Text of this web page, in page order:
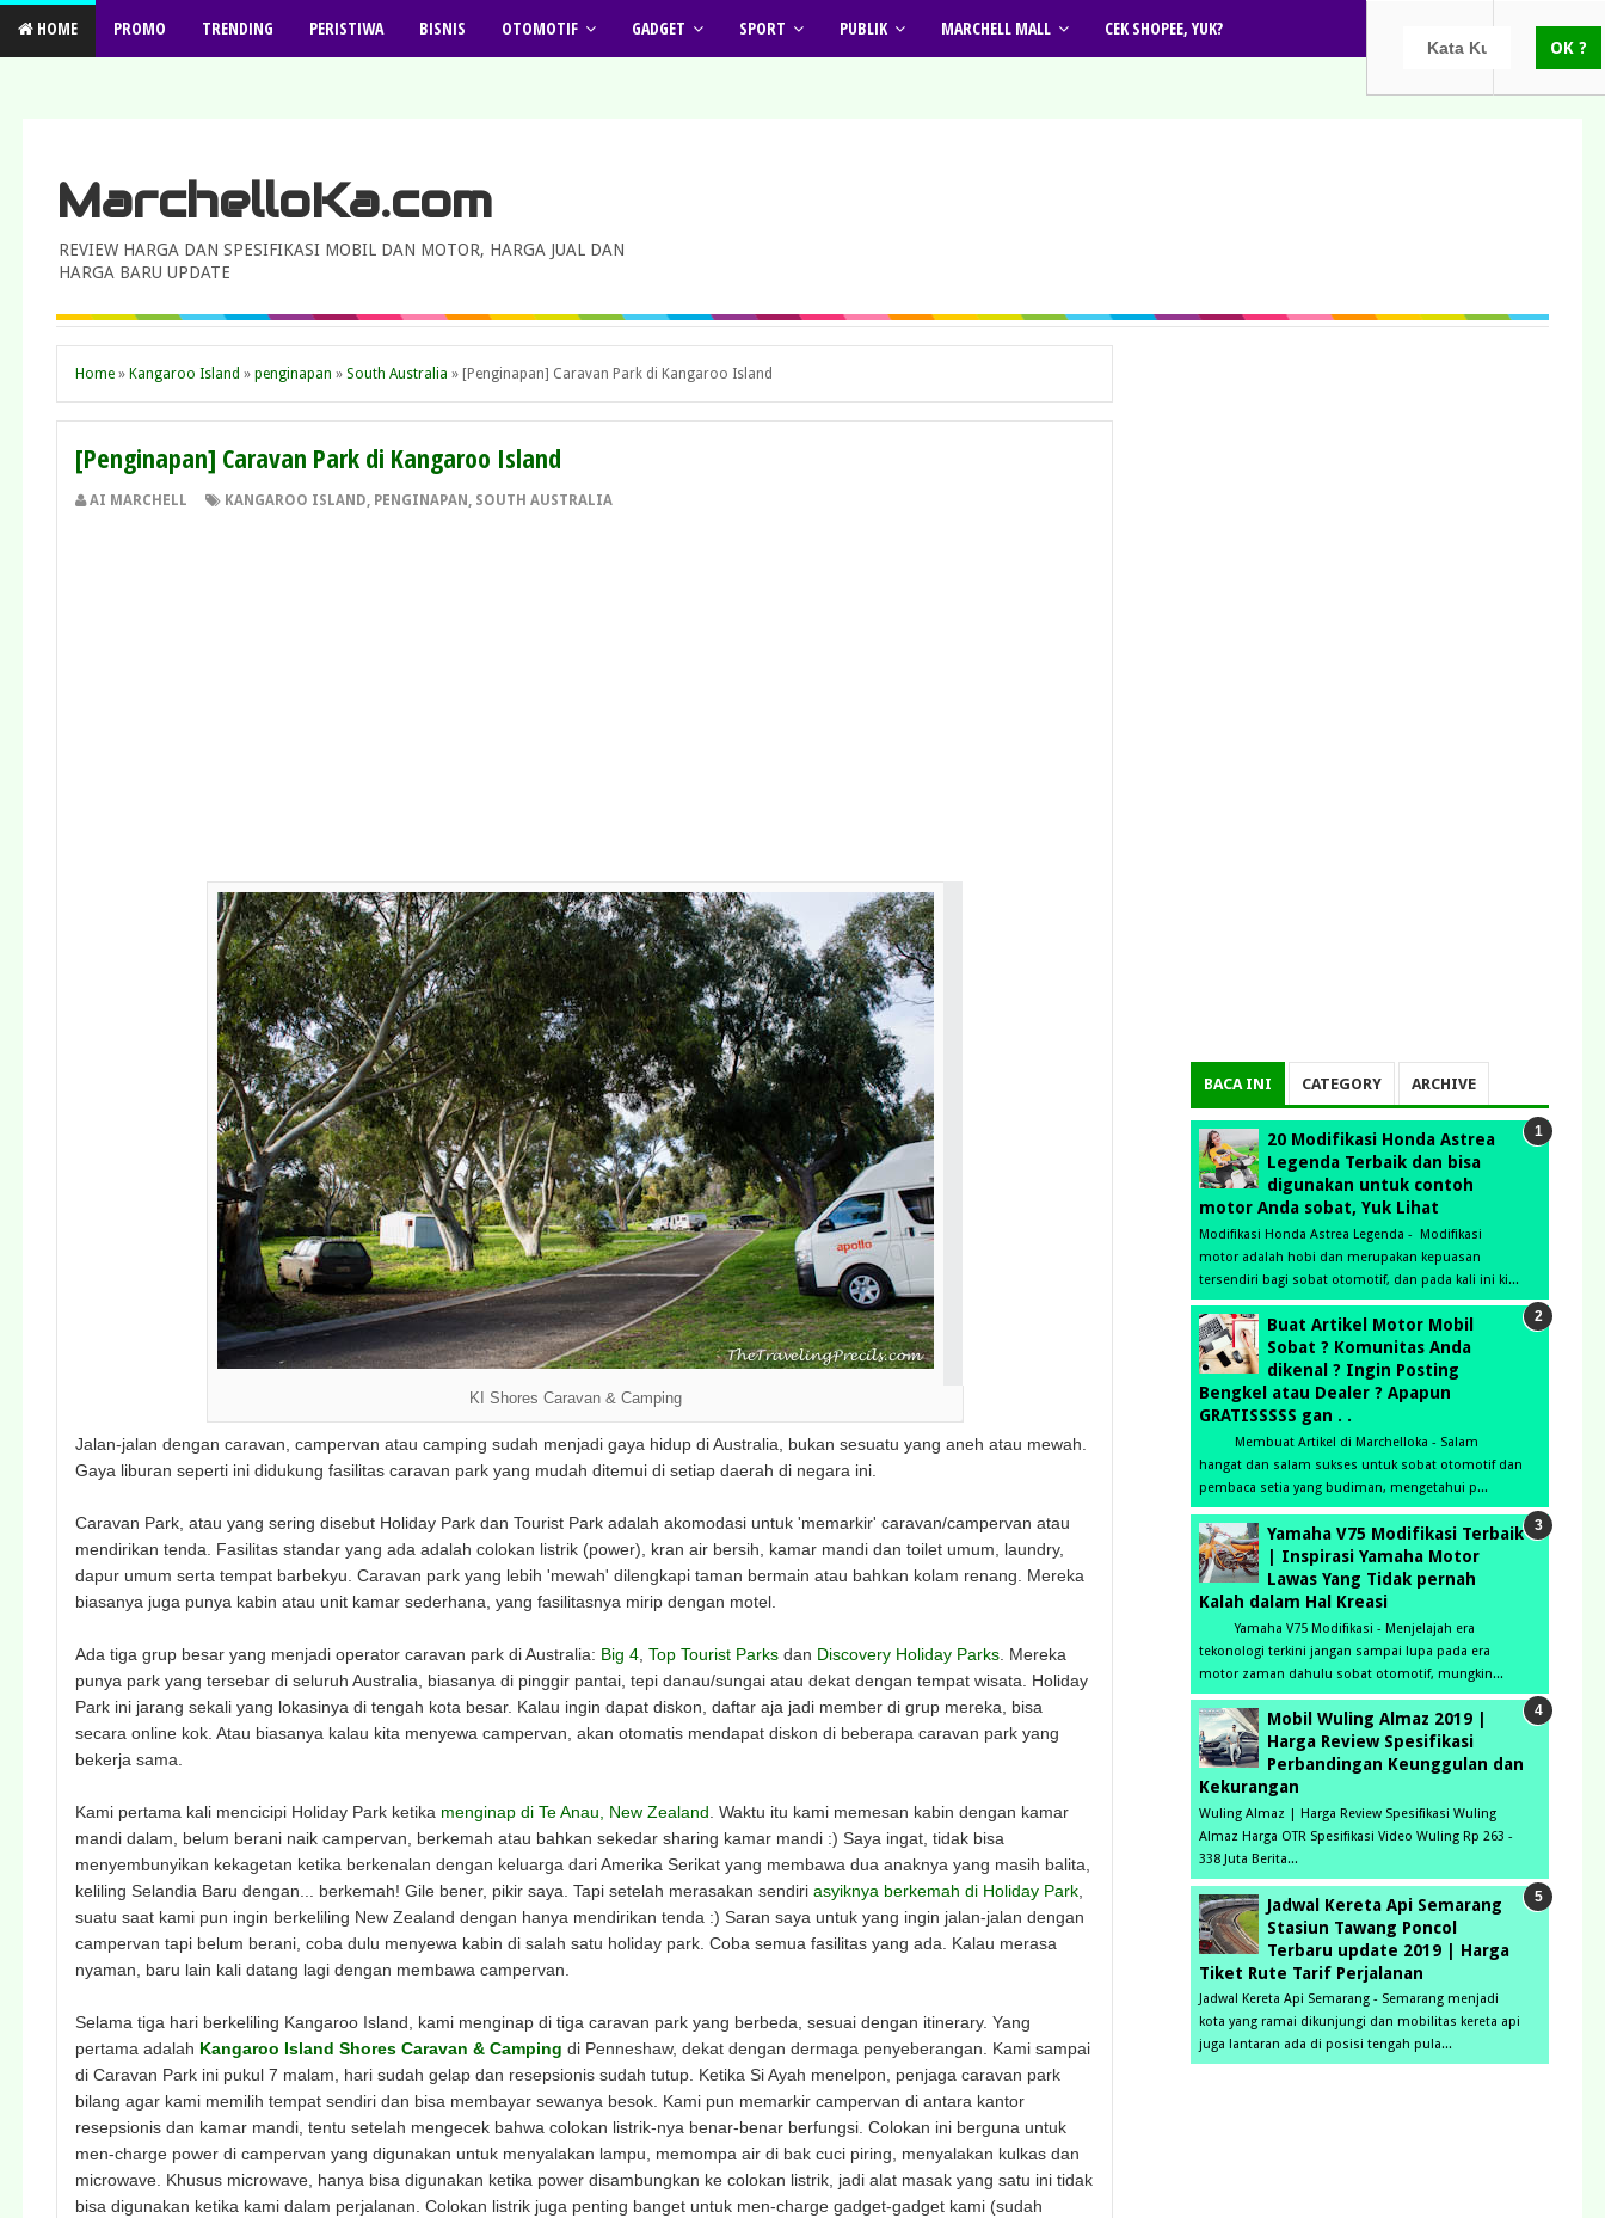
HOME PROMO TRENDING PERISTIWA BISNIS OTOMOTIF GADGET SPORT PUBLIK MARCHELL MALL CEK SHOPEE, YUK?
MarchelloKa.com
REVIEW HARGA DAN SPESIFIKASI MOBIL DAN MOTOR, HARGA JUAL DAN
HARGA BARU UPDATE
Home » Kangaroo Island » penginapan » South Australia » [Penginapan] Caravan Park di Kangaroo Island
[Penginapan] Caravan Park di Kangaroo Island
AI MARCHELL KANGAROO ISLAND, PENGINAPAN , SOUTH AUSTRALIA
KI Shores Caravan & Camping
Jalan-jalan dengan caravan, campervan atau camping sudah menjadi gaya hidup di Australia, bukan sesuatu yang aneh atau mewah.
Gaya liburan seperti ini didukung fasilitas caravan park yang mudah ditemui di setiap daerah di negara ini.
Caravan Park, atau yang sering disebut Holiday Park dan Tourist Park adalah akomodasi untuk 'memarkir' caravan/campervan atau
mendirikan tenda. Fasilitas standar yang ada adalah colokan listrik (power), kran air bersih, kamar mandi dan toilet umum, laundry,
dapur umum serta tempat barbekyu. Caravan park yang lebih 'mewah' dilengkapi taman bermain atau bahkan kolam renang. Mereka
biasanya juga punya kabin atau unit kamar sederhana, yang fasilitasnya mirip dengan motel.
Ada tiga grup besar yang menjadi operator caravan park di Australia: Big 4 Top Tourist Parks dan Discovery Holiday Parks . Mereka
punya park yang tersebar di seluruh Australia, biasanya di pinggir pantai, tepi danau/sungai atau dekat dengan tempat wisata. Holiday
Park ini jarang sekali yang lokasinya di tengah kota besar. Kalau ingin dapat diskon, daftar aja jadi member di grup mereka, bisa
secara online kok. Atau biasanya kalau kita menyewa campervan, akan otomatis mendapat diskon di beberapa caravan park yang
bekerja sama.
Kami pertama kali mencicipi Holiday Park ketika menginap di Te Anau, New Zealand . Waktu itu kami memesan kabin dengan kamar
mandi dalam, belum berani naik campervan, berkemah atau bahkan sekedar sharing kamar mandi :) Saya ingat, tidak bisa
menyembunyikan kekagetan ketika berkenalan dengan keluarga dari Amerika Serikat yang membawa dua anaknya yang masih balita,
keliling Selandia Baru dengan... berkemah! Gile bener, pikir saya. Tapi setelah merasakan sendiri asyiknya berkemah di Holiday Park
suatu saat kami pun ingin berkeliling New Zealand dengan hanya mendirikan tenda :) Saran saya untuk yang ingin jalan-jalan dengan
campervan tapi belum berani, coba dulu menyewa kabin di salah satu holiday park. Coba semua fasilitas yang ada. Kalau merasa
nyaman, baru lain kali datang lagi dengan membawa campervan.
Selama tiga hari berkeliling Kangaroo Island, kami menginap di tiga caravan park yang berbeda, sesuai dengan itinerary. Yang
pertama adalah Kangaroo Island Shores Caravan & Camping di Penneshaw, dekat dengan dermaga penyeberangan. Kami sampai
di Caravan Park ini pukul 7 malam, hari sudah gelap dan resepsionis sudah tutup. Ketika Si Ayah menelpon, penjaga caravan park
bilang agar kami memilih tempat sendiri dan bisa membayar sewanya besok. Kami pun memarkir campervan di antara kantor
resepsionis dan kamar mandi, tentu setelah mengecek bahwa colokan listrik-nya benar-benar berfungsi. Colokan ini berguna untuk
men-charge power di campervan yang digunakan untuk menyalakan lampu, memompa air di bak cuci piring, menyalakan kulkas dan
microwave. Khusus microwave, hanya bisa digunakan ketika power disambungkan ke colokan listrik, jadi alat masak yang satu ini tidak
bisa digunakan ketika kami dalam perjalanan. Colokan listrik juga penting banget untuk men-charge gadget-gadget kami (sudah
BACA INI CATEGORY ARCHIVE
20 Modifikasi Honda Astrea
Legenda Terbaik dan bisa
digunakan untuk contoh
motor Anda sobat, Yuk Lihat
Modifikasi Honda Astrea Legenda - Modifikasi
motor adalah hobi dan merupakan kepuasan
tersendiri bagi sobat otomotif, dan pada kali ini ki...
Buat Artikel Motor Mobil
Sobat ? Komunitas Anda
dikenal ? Ingin Posting
Bengkel atau Dealer ? Apapun
GRATISSSSS gan . .
Membuat Artikel di Marchelloka - Salam
hangat dan salam sukses untuk sobat otomotif dan
pembaca setia yang budiman, mengetahui p...
Yamaha V75 Modifikasi Terbaik
| Inspirasi Yamaha Motor
Lawas Yang Tidak pernah
Kalah dalam Hal Kreasi
Yamaha V75 Modifikasi - Menjelajah era
tekonologi terkini jangan sampai lupa pada era
motor zaman dahulu sobat otomotif, mungkin...
Mobil Wuling Almaz 2019 |
Harga Review Spesifikasi
Perbandingan Keunggulan dan
Kekurangan
Wuling Almaz | Harga Review Spesifikasi Wuling
Almaz Harga OTR Spesifikasi Video Wuling Rp 263 -
338 Juta Berita...
Jadwal Kereta Api Semarang
Stasiun Tawang Poncol
Terbaru update 2019 | Harga
Tiket Rute Tarif Perjalanan
Jadwal Kereta Api Semarang - Semarang menjadi
kota yang ramai dikunjungi dan mobilitas kereta api
juga lantaran ada di posisi tengah pula...